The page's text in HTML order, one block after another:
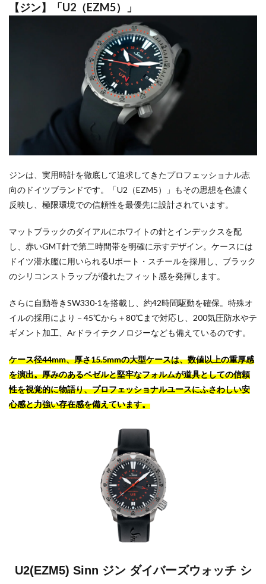
【ジン】「U2（EZM5）」
ジンは、実用時計を徹底して追求してきたプロフェッショナル志
向のドイツブランドです。「U2（EZM5）」もその思想を色濃く
反映し、極限環境での信頼性を最優先に設計されています。
マットブラックのダイアルにホワイトの針とインデックスを配
し、赤いGMT針で第二時間帯を明確に示すデザイン。ケースには
ドイツ潜水艦に用いられるUボート・スチールを採用し、ブラック
のシリコンストラップが優れたフィット感を発揮します。
さらに自動巻きSW330-1を搭載し、約42時間駆動を確保。特殊オ
イルの採用により－45℃から＋80℃まで対応し、200気圧防水やテ
ギメント加工、Arドライテクノロジーなども備えているのです。
ケース径44mm、厚さ15.5mmの大型ケースは、数値以上の重厚感
を演出。厚みのあるベゼルと堅牢なフォルムが道具としての信頼
性を視覚的に物語り、プロフェッショナルユースにふさわしい安
心感と力強い存在感を備えています。
U2(EZM5) Sinn ジン ダイバーズウォッチ シ